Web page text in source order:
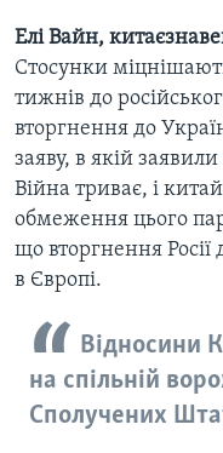
Елі Вайн,
Стосунки
тижнів до
вторгнення до
заяву, в якій
Війна триває, і
обмеження цього
що вторгнення Росії
в Європі.
Відносини
на спільній
Сполучених